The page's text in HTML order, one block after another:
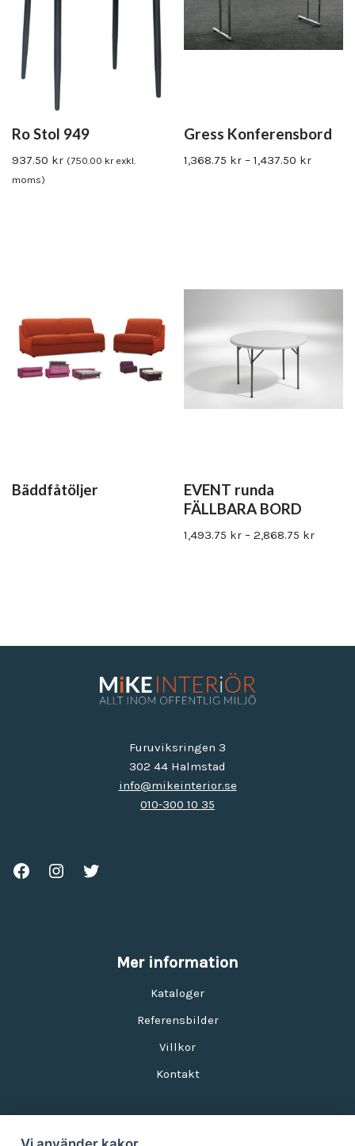
Ro Stol 949
937.50 kr (750.00 krexkl.
moms)
Gress Konferensbord
1,368.75 kr – 1,437.50 kr
Bäddfåtöljer
EVENT runda
FÄLLBARA BORD
1,493.75 kr – 2,868.75 kr
Furuviksringen 3
302 44 Halmstad
info@mikeinterior.se
010-300 10 35
Mer information
Kataloger
Referensbilder
Villkor
Kontakt